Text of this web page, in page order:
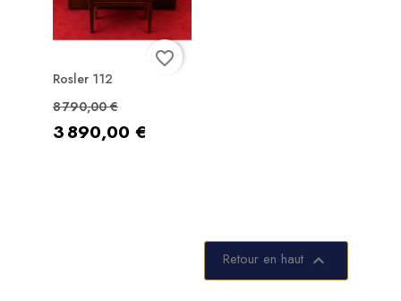
Rosler 112
Prix de base
8 790,00 €
Prix
3 890,00 €
favorite_border
Retour en haut 